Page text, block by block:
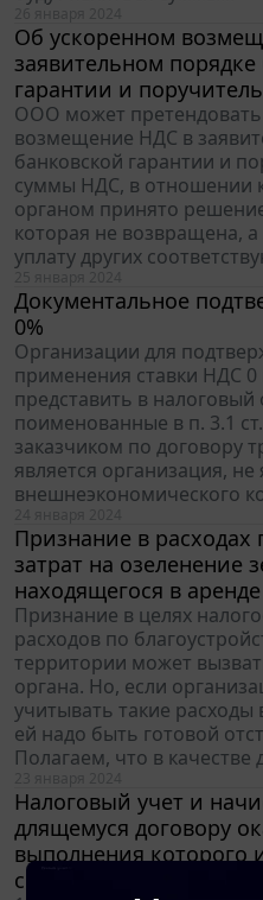
Об ускоренном
заявительном порядке
гарантии и
ООО может претендовать
возмещение НДС в
банковской гарантии и
суммы НДС, в отношении
органом принято
которая не возвращена, а
уплату других
Документальное
0%
Организации для
применения ставки НДС 0
представить в
поименованные в п. 3.1
заказчиком по договору
является организация,
внешнеэкономического
Признание в
затрат на озеленение
находящегося в аренде
Признание в целях
расходов по
территории может
органа. Но, если
учитывать такие
ей надо быть готовой
Полагаем, что в качестве
Налоговый учет и
длящемуся договору
выполнения которого
с общей системы